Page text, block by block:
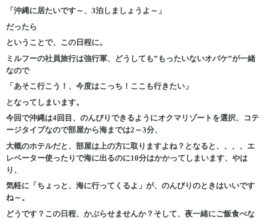
「沖縄に居たいです～、3泊しましょうよ～」
だったら
ということで、この日程に。
ミルフーの社員旅行は強行軍、どうしても”もったいないオバケ”が一緒
なので
「あそこ行こう！、今度はこっち！ここも行きたい」
となってしまいます。
今回で沖縄は4回目、のんびりできるようにオクマリゾートを選択、コテ
ージタイプなので部屋から海までは2～3分、
大概のホテルだと、部屋は上の方に取りますよね？となると、、、、エ
レベーター使ったりで海に出るのに10分はかかってしまいます、やは
り、
気軽に「ちょっと、海に行ってくるよ」が、のんびりのときはいいです
ね～。
どうです？この日程、かぶらせませんか？そして、夜一緒にご飯食べな